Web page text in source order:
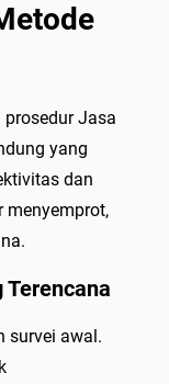
Jasa
yang
dan
menyemprot,
Terencana
survei awal.